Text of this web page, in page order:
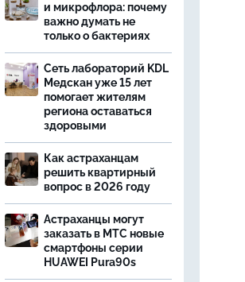
и микрофлора: почему
важно думать не
только о бактериях
Сеть лабораторий KDL
Медскан уже 15 лет
помогает жителям
региона оставаться
здоровыми
Как астраханцам
решить квартирный
вопрос в 2026 году
Астраханцы могут
заказать в МТС новые
смартфоны серии
HUAWEI Pura90s